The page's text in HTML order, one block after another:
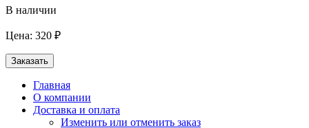
В наличии
Цена: 320 ₽
Заказать
Главная
О компании
Доставка и оплата
Изменить или отменить заказ